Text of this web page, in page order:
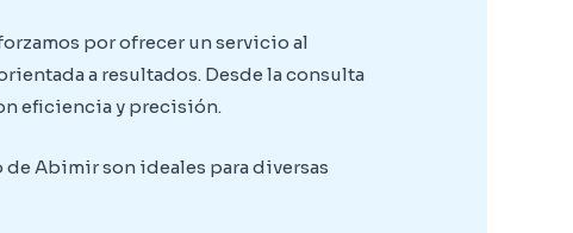
por ofrecer un servicio al
a resultados. Desde la consulta
eficiencia y precisión.
Abimir son ideales para diversas